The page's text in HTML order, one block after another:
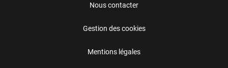
Nous contacter
Gestion des cookies
Mentions légales